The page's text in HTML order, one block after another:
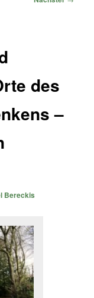
des
–
Bereckis